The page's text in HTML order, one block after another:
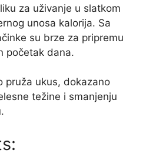
za uživanje u slatkom
unosa kalorija. Sa
su brze za pripremu
početak dana.
pruža ukus, dokazano
težine i smanjenju